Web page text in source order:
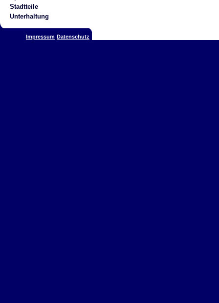
Stadtteile
Unterhaltung
Impressum Datenschutz